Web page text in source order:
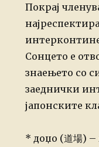
Покрај
Сонцето е
знаењето со
заеднички
јапонските
* доџо (道場)